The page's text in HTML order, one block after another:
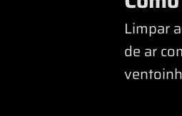
Limpar
de ar